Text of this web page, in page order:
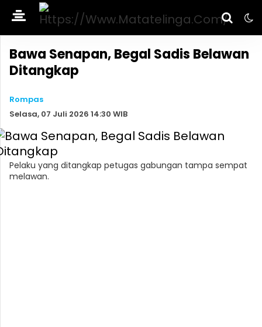
Bawa Senapan, Begal Sadis Belawan
Ditangkap
Rompas
Selasa, 07 Juli 2026 14:30 WIB
Pelaku yang ditangkap petugas gabungan tampa sempat
melawan.